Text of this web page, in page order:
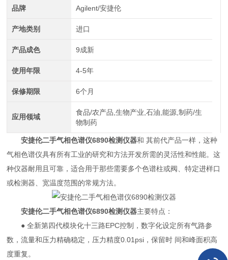
品牌 Agilent/安捷伦
产地类别 进口
产品成色 9成新
使用年限 4-5年
保修期限 6个月
应用领域
食品/农产品,生物产业,石油,能源,制药/生
物制药
安捷伦二手气相色谱仪6890检测仪器和 其前代产品一样，这种
气相色谱仪具有所有工业的研究和方法开发所需的灵活性和性能。这
种仪器耐用且可靠，适合用于那些需要多个色谱柱或阀、特定进样口
或检测器、宽温度范围的常规方法。
安捷伦二手气相色谱仪6890检测仪器主要特点：
● 全新第四代模块化十三路EPC控制，数字化设定所有气路参
数，流量和压力精确稳定，压力精度0.01psi，保留时 间和峰面积高
度重复。